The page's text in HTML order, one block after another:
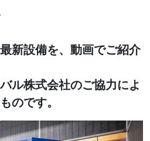
新設備を、動画でご紹介
ル株式会社のご協力によ
のです。